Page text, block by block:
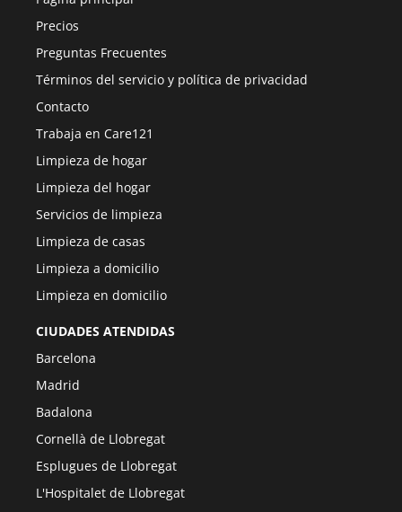
Precios
Preguntas Frecuentes
Términos del servicio y política de privacidad
Contacto
Trabaja en Care121
Limpieza de hogar
Limpieza del hogar
Servicios de limpieza
Limpieza de casas
Limpieza a domicilio
Limpieza en domicilio
CIUDADES ATENDIDAS
Barcelona
Madrid
Badalona
Cornellà de Llobregat
Esplugues de Llobregat
L'Hospitalet de Llobregat